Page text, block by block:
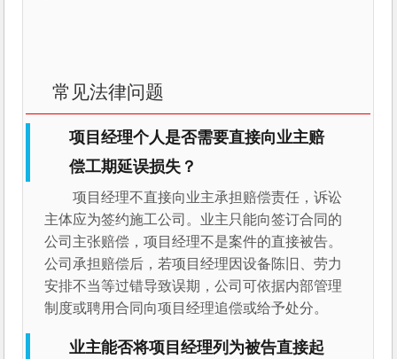
常见法律问题
项目经理个人是否需要直接向业主赔
偿工期延误损失？
项目经理不直接向业主承担赔偿责任，诉讼
主体应为签约施工公司。业主只能向签订合同的
公司主张赔偿，项目经理不是案件的直接被告。
公司承担赔偿后，若项目经理因设备陈旧、劳力
安排不当等过错导致误期，公司可依据内部管理
制度或聘用合同向项目经理追偿或给予处分。
业主能否将项目经理列为被告直接起